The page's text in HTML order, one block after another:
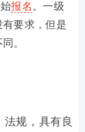
报名。一级
要求，但是
。
法规，具有良